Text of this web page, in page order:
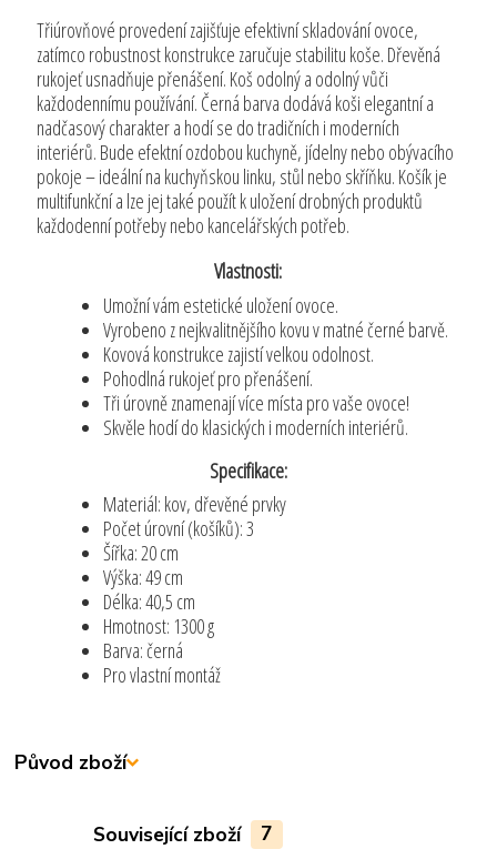
Třiúrovňové provedení zajišťuje efektivní skladování ovoce,
zatímco robustnost konstrukce zaručuje stabilitu koše. Dřevěná
rukojeť usnadňuje přenášení. Koš odolný a odolný vůči
každodennímu používání. Černá barva dodává koši elegantní a
nadčasový charakter a hodí se do tradičních i moderních
interiérů. Bude efektní ozdobou kuchyně, jídelny nebo obývacího
pokoje – ideální na kuchyňskou linku, stůl nebo skříňku. Košík je
multifunkční a lze jej také použít k uložení drobných produktů
každodenní potřeby nebo kancelářských potřeb.
Vlastnosti:
Umožní vám estetické uložení ovoce.
Vyrobeno z nejkvalitnějšího kovu v matné černé barvě.
Kovová konstrukce zajistí velkou odolnost.
Pohodlná rukojeť pro přenášení.
Tři úrovně znamenají více místa pro vaše ovoce!
Skvěle hodí do klasických i moderních interiérů.
Specifikace:
Materiál: kov, dřevěné prvky
Počet úrovní (košíků): 3
Šířka: 20 cm
Výška: 49 cm
Délka: 40,5 cm
Hmotnost: 1300 g
Barva: černá
Pro vlastní montáž
Původ zboží
Související zboží 7